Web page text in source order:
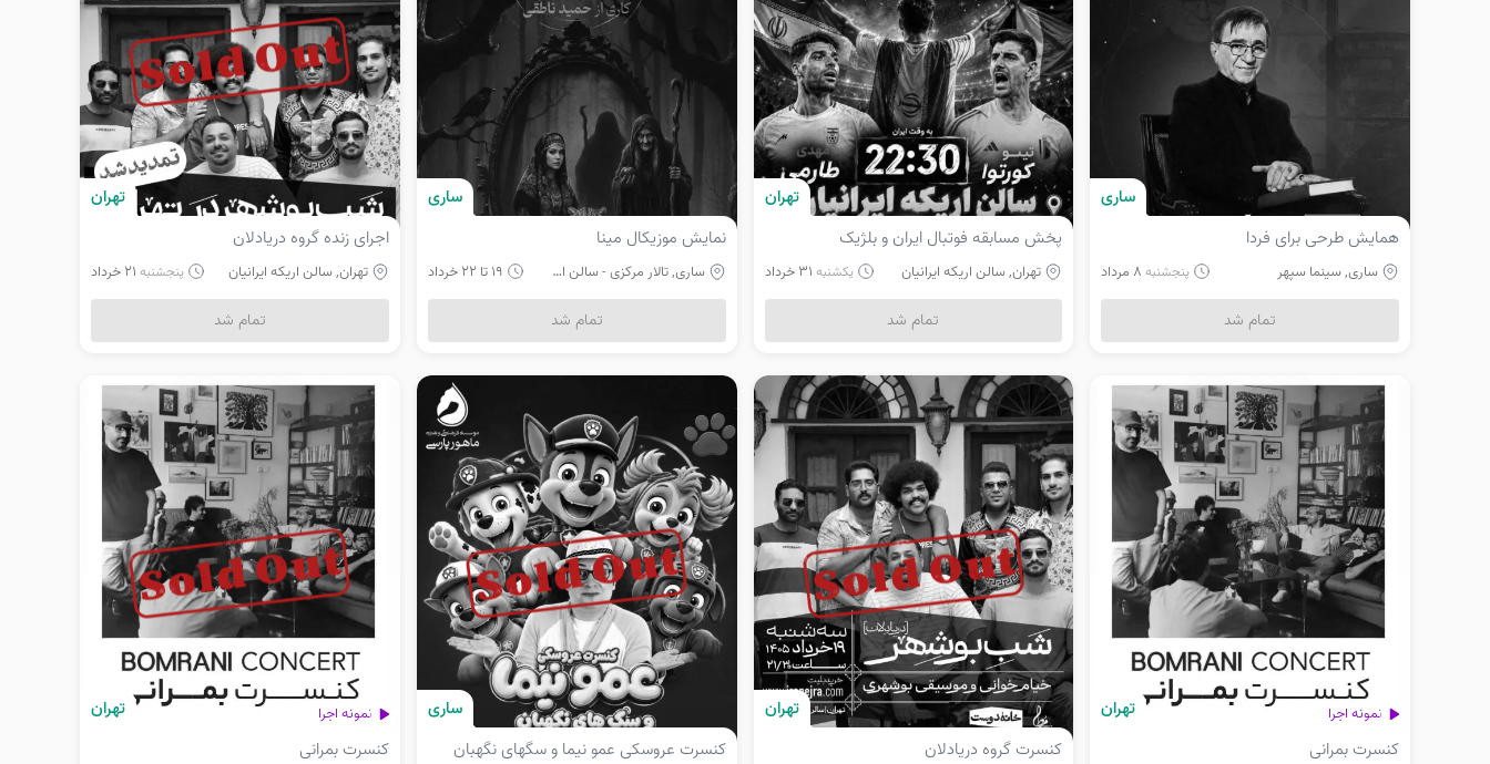
همایش طرحی برای فردا
ساری, سینما سپهر پنجشنبه8 مرداد
ساری
تمام شد
پخش مسابقه فوتبال ایران و بلژیک
تهران, سالن اریکه ایرانیان یکشنبه
تهران
تمام شد
نمایش موزیکال مینا
ساری, تالار مرکزی - سالن اصلی
ساری
تمام شد
اجرای زنده گروه دریادلان
تهران, سالن اریکه ایرانیان پنجشنبه
تهران
تمام شد
کنسرت بمرانی
تهران نمونه اجرا
کنسرت گروه دریادلان
تهران
کنسرت عروسکی عمو نیما و سگهای نگهبان
ساری
کنسرت بمرانی
تهران نمونه اجرا